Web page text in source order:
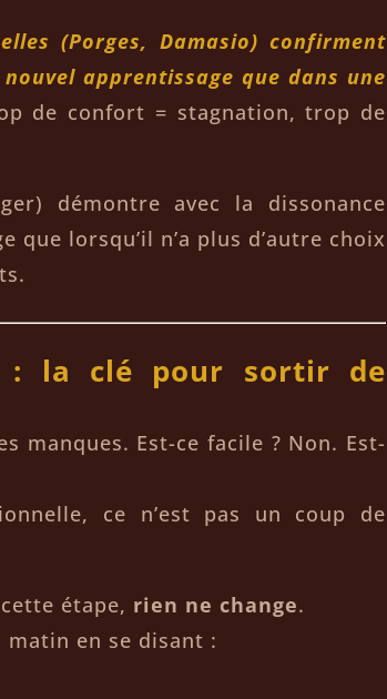
(Porges, Damasio) confirment
apprentissage que dans une
de confort = stagnation, trop de
démontre avec la dissonance
que lorsqu’il n’a plus d’autre choix
: la clé pour sortir de
manques. Est-ce facile ? Non. Est-
ce n’est pas un coup de
étape, rien ne change.
matin en se disant :